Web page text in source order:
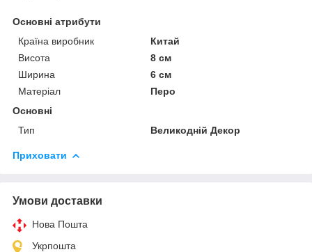
Основні атрибути
Країна виробник
Китай
Висота
8 см
Ширина
6 см
Матеріал
Перо
Основні
Тип
Великодній Декор
Приховати
Умови доставки
Нова Пошта
Укрпошта